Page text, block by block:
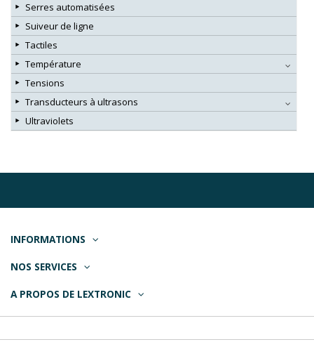
Serres automatisées
Suiveur de ligne
Tactiles
Température
Tensions
Transducteurs à ultrasons
Ultraviolets
INFORMATIONS
NOS SERVICES
A PROPOS DE LEXTRONIC